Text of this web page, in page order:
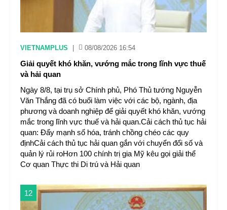
VIETNAMPLUS 08/08/2026 16:54
Giải quyết khó khăn, vướng mắc trong lĩnh vực thuế
và hải quan
Ngày 8/8, tại trụ sở Chính phủ, Phó Thủ tướng Nguyễn
Văn Thắng đã có buổi làm việc với các bộ, ngành, địa
phương và doanh nghiệp để giải quyết khó khăn, vướng
mắc trong lĩnh vực thuế và hải quan.Cải cách thủ tục hải
quan: Đẩy mạnh số hóa, tránh chồng chéo các quy
địnhCải cách thủ tục hải quan gắn với chuyển đổi số và
quản lý rủi roHơn 100 chính trị gia Mỹ kêu gọi giải thể
Cơ quan Thực thi Di trú và Hải quan
12